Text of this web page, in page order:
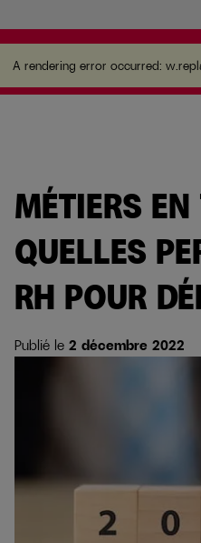
A rendering error
function.
A rendering error occurred:
MÉTIERS
QUELLES
RH POUR
Publié le 2 décembre 2022